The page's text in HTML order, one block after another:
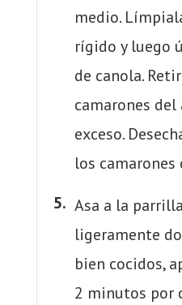
medio.
rígido y luego
de canola.
camarones del
exceso.
los camarones
Asa a la
ligeramente
bien cocidos,
2 minutos por